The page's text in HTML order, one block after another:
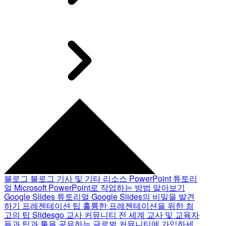
블로그 블로그 기사 및 기타 리소스 PowerPoint 튜토리
얼 Microsoft PowerPoint로 작업하는 방법 알아보기
Google Slides 튜토리얼 Google Slides의 비밀을 발견
하기 프레젠테이션 팁 훌륭한 프레젠테이션을 위한 최
고의 팁 Slidesgo 교사 커뮤니티 전 세계 교사 및 교육자